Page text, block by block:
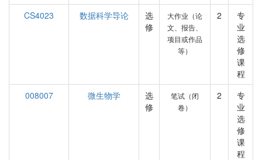
CS4023
数据科学导论
选
修
大作业（论
文、报告、
项目或作品
等）
2
专
业
选
修
课
程
008007
微生物学
选
修
笔试（闭
卷）
2
专
业
选
修
课
程